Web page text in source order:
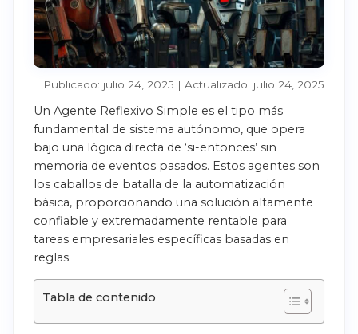
Publicado: julio 24, 2025 | Actualizado: julio 24, 2025
Un Agente Reflexivo Simple es el tipo más
fundamental de sistema autónomo, que opera
bajo una lógica directa de ‘si-entonces’ sin
memoria de eventos pasados. Estos agentes son
los caballos de batalla de la automatización
básica, proporcionando una solución altamente
confiable y extremadamente rentable para
tareas empresariales específicas basadas en
reglas.
Tabla de contenido